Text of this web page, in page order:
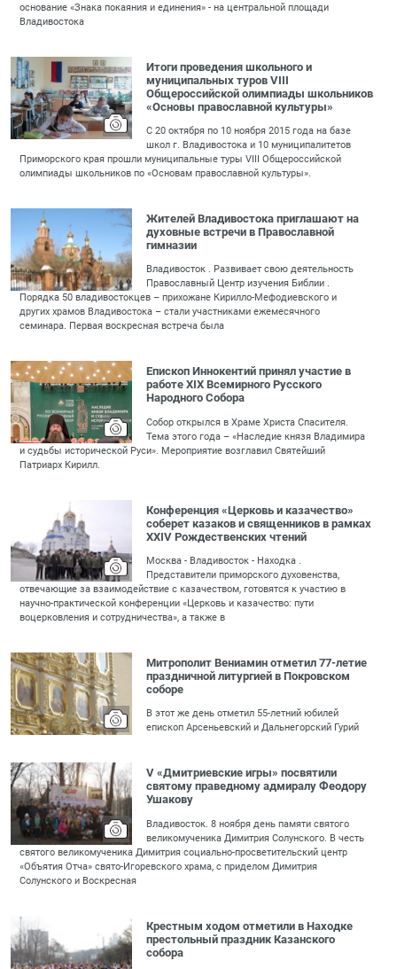
основание «Знака покаяния и единения» - на центральной площади
Владивостока
Итоги проведения школьного и
муниципальных туров VIII
Общероссийской олимпиады школьников
«Основы православной культуры»
С 20 октября по 10 ноября 2015 года на базе
школ г. Владивостока и 10 муниципалитетов
Приморского края прошли муниципальные туры VIII Общероссийской
олимпиады школьников по «Основам православной культуры».
Жителей Владивостока приглашают на
духовные встречи в Православной
гимназии
Владивосток . Развивает свою деятельность
Православный Центр изучения Библии .
Порядка 50 владивостокцев – прихожане Кирилло-Мефодиевского и
других храмов Владивостока – стали участниками ежемесячного
семинара. Первая воскресная встреча была
Епископ Иннокентий принял участие в
работе XIX Всемирного Русского
Народного Собора
Собор открылся в Храме Христа Спасителя.
Тема этого года – «Наследие князя Владимира
и судьбы исторической Руси». Мероприятие возглавил Святейший
Патриарх Кирилл.
Конференция «Церковь и казачество»
соберет казаков и священников в рамках
XXIV Рождественских чтений
Москва - Владивосток - Находка .
Представители приморского духовенства,
отвечающие за взаимодействие с казачеством, готовятся к участию в
научно-практической конференции «Церковь и казачество: пути
воцерковления и сотрудничества», а также в
Митрополит Вениамин отметил 77-летие
праздничной литургией в Покровском
соборе
В этот же день отметил 55-летний юбилей
епископ Арсеньевский и Дальнегорский Гурий
V «Дмитриевские игры» посвятили
святому праведному адмиралу Феодору
Ушакову
Владивосток. 8 ноября день памяти святого
великомученика Димитрия Солунского. В честь
святого великомученика Димитрия социально-просветительский центр
«Объятия Отча» свято-Игоревского храма, с приделом Димитрия
Солунского и Воскресная
Крестным ходом отметили в Находке
престольный праздник Казанского
собора